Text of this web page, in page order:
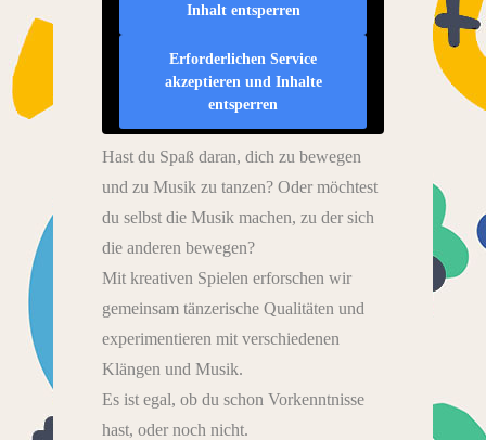
Inhalt entsperren
Erforderlichen Service
akzeptieren und Inhalte
entsperren
Hast du Spaß daran, dich zu bewegen
und zu Musik zu tanzen? Oder möchtest
du selbst die Musik machen, zu der sich
die anderen bewegen?
Mit kreativen Spielen erforschen wir
gemeinsam tänzerische Qualitäten und
experimentieren mit verschiedenen
Klängen und Musik.
Es ist egal, ob du schon Vorkenntnisse
hast, oder noch nicht.